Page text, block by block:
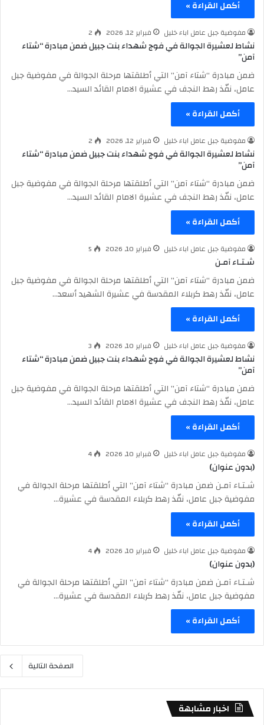
أكمل القراءة »
مفوضية جبل عامل اباء خليل فبراير 12, 2026 2
نشاط لعشيرة الجوالة في فوج شهداء بنت جبيل ضمن مبادرة “شتاء
آمن”
ضمن مبادرة “شتاء آمن” التي أطلقتها مرحلة الجوالة في مفوضية جبل
عامل، نفّذ رهط النجف في عشيرة الامام القائد السيد…
أكمل القراءة »
مفوضية جبل عامل اباء خليل فبراير 12, 2026 2
نشاط لعشيرة الجوالة في فوج شهداء بنت جبيل ضمن مبادرة “شتاء
آمن”
ضمن مبادرة “شتاء آمن” التي أطلقتها مرحلة الجوالة في مفوضية جبل
عامل، نفّذ رهط النجف في عشيرة الامام القائد السيد…
أكمل القراءة »
مفوضية جبل عامل اباء خليل فبراير 10, 2026 5
شـتـاء آمـن
ضمن مبادرة “شتاء آمن” التي أطلقتها مرحلة الجوالة في مفوضية جبل
عامل، نفّذ رهط كربلاء المقدسة في عشيرة الشهيد أسعد…
أكمل القراءة »
مفوضية جبل عامل اباء خليل فبراير 10, 2026 3
نشاط لعشيرة الجوالة في فوج شهداء بنت جبيل ضمن مبادرة “شتاء
آمن”
ضمن مبادرة “شتاء آمن” التي أطلقتها مرحلة الجوالة في مفوضية جبل
عامل، نفّذ رهط النجف في عشيرة الامام القائد السيد…
أكمل القراءة »
مفوضية جبل عامل اباء خليل فبراير 10, 2026 4
(بدون عنوان)
شـتـاء آمـن ضمن مبادرة “شتاء آمن” التي أطلقتها مرحلة الجوالة في
مفوضية جبل عامل، نفّذ رهط كربلاء المقدسة في عشيرة…
أكمل القراءة »
مفوضية جبل عامل اباء خليل فبراير 10, 2026 4
(بدون عنوان)
شـتـاء آمـن ضمن مبادرة “شتاء آمن” التي أطلقتها مرحلة الجوالة في
مفوضية جبل عامل، نفّذ رهط كربلاء المقدسة في عشيرة…
أكمل القراءة »
الصفحة التالية
اخبار مشابهة